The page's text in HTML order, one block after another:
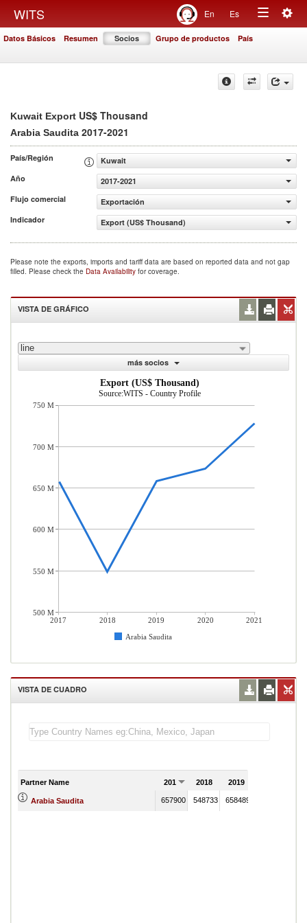
WITS En Es
Toggle
Datos Básicos Resumen Socios Grupo de productos País
Kuwait Export US$ Thousand
Arabia Saudita 2017-2021
País/Región
Kuwait
Año
2017-2021
Flujo comercial
Exportación
Indicador
Export (US$ Thousand)
Please note the exports, imports and tariff data are based on reported data and not gap
filled. Please check the Data Availability for coverage.
VISTA DE GRÁFICO
line
más socios
Export (US$ Thousand)
Source:WITS - Country Profile
2017 2018 2019 2020
2021
Arabia Saudita
750 M
700 M
650 M
600 M
550 M
500 M
VISTA DE CUADRO
Partner Name 2017 2018 2019
Arabia Saudita 657900 548733 658489